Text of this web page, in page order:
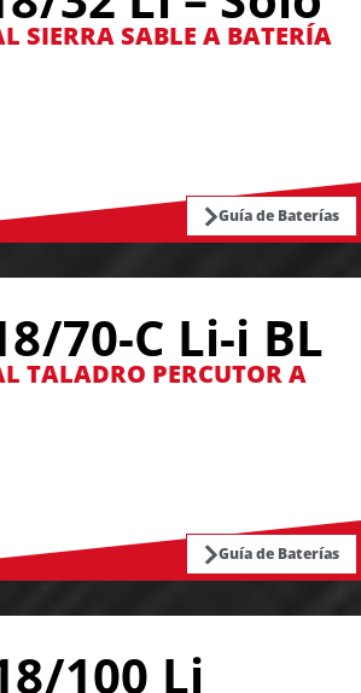
SIERRA SABLE A BATERÍA
Guía de Baterías
70-C Li-i BL
TALADRO PERCUTOR A
Guía de Baterías
100 Li